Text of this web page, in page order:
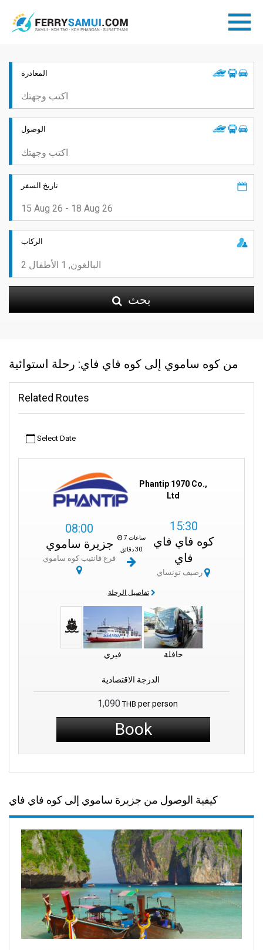
المغادرة
الوصول
تاريخ السفر
الركاب
بحث
من كوه ساموي إلى كوه فاي فاي: رحلة استوائية
Related Routes
Select Date
Phantip 1970 Co.,
Ltd
08:00
جزيرة ساموي
فرع فانتيب كوه ساموي
7 ساعات
30 دقائق
15:30
كوه فاي فاي
فاي
رصيف تونساي
تفاصيل الرحلة
فيري حافلة
الدرجة الاقتصادية
1,090 THB per person
Book
كيفية الوصول من جزيرة ساموي إلى كوه فاي فاي